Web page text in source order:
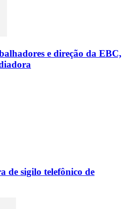
e direção da EBC,
de sigilo telefônico de